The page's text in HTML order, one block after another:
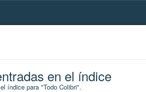
en el índice
índice para "Todo Colibri".